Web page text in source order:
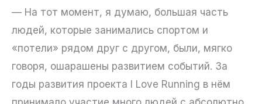
— На тот момент, я думаю, большая часть
людей, которые занимались спортом и
«потели» рядом друг с другом, были, мягко
говоря, ошарашены развитием событий. За
годы развития проекта I Love Running в нём